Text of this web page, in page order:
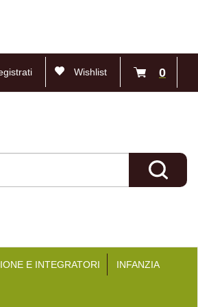
Wishlist 0
articoli
inseriti
Cerca
E INTEGRATORI INFANZIA